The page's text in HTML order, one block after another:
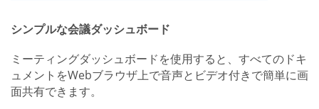
シンプルな会議ダッシュボード
ミーティングダッシュボードを使用すると、すべてのドキ
ュメントをWebブラウザ上で音声とビデオ付きで簡単に画
面共有できます。